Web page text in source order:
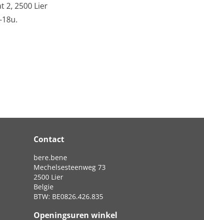
2, 2500 Lier
Contact
bere.bene
Mechelsesteenweg 73
2500 Lier
Belgie
BTW: BE0826.426.835
Openingsuren winkel